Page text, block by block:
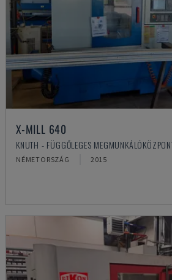
X-MILL 640
KNUTH - FÜGGŐLEGES
NÉMETORSZÁG 2015